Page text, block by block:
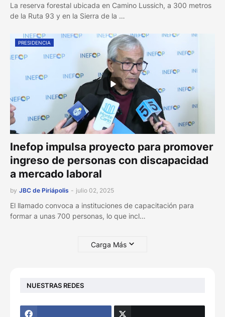
La reserva forestal ubicada en Camino Lussich, a 300 metros
de la Ruta 93 y en la Sierra de la …
PRESIDENCIA
Inefop impulsa proyecto para promover
ingreso de personas con discapacidad
a mercado laboral
by JBC de Piriápolis - julio 02, 2025
El llamado convoca a instituciones de capacitación para
formar a unas 700 personas, lo que incl…
Carga Más
NUESTRAS REDES